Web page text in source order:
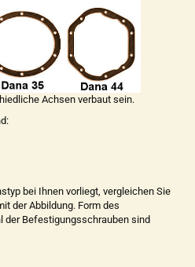
Achsen verbaut sein.
bei Ihnen vorliegt, vergleichen Sie
der Abbildung. Form des
der Befestigungsschrauben sind